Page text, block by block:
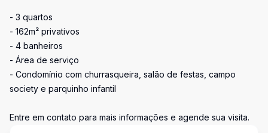
- 3 quartos
- 162m² privativos
- 4 banheiros
- Área de serviço
- Condomínio com churrasqueira, salão de festas, campo
society e parquinho infantil
Entre em contato para mais informações e agende sua visita.